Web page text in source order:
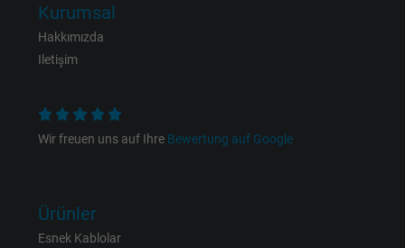
Name
Expire Persistent
Name
Kurumsal
Hakkımızda
Iletişim
Wir freuen uns auf Ihre Bewertung auf Google
Ürünler
Esnek Kablolar